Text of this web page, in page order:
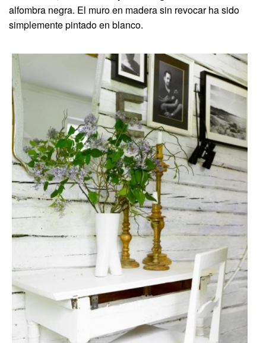
alfombra negra. El muro en madera sin revocar ha sido
simplemente pintado en blanco.